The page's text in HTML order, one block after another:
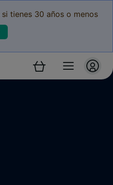
si tienes 30 años o menos